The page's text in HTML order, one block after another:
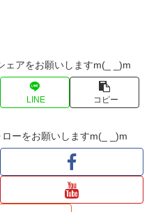
ェアをお願いしますm(_ _)m
LINE コピー
ーをお願いしますm(_ _)m